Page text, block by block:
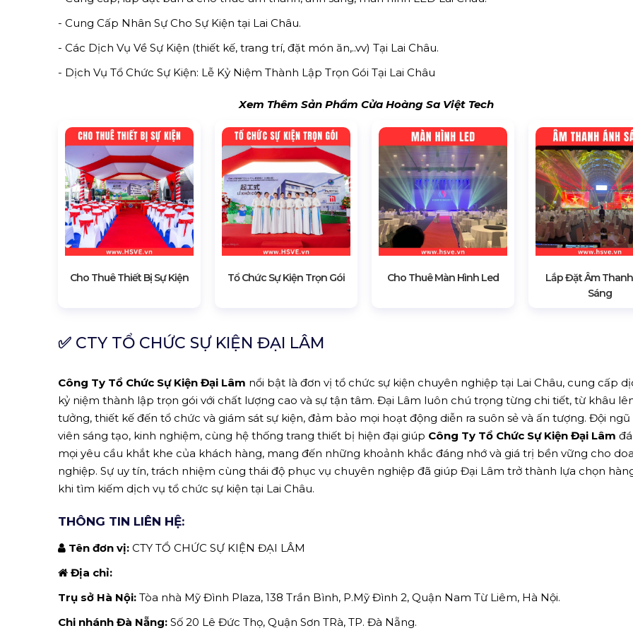
- Cung Cấp Nhân Sự Cho Sự Kiện tại Lai Châu.
- Các Dịch Vụ Về Sự Kiện (thiết kế, trang trí, đặt món ăn,..vv) Tại Lai Châu.
- Dịch Vụ Tổ Chức Sự Kiện: Lễ Kỷ Niệm Thành Lập Trọn Gói Tại Lai Châu
Xem Thêm Sản Phẩm Cửa Hoàng Sa Việt Tech
Cho Thuê Thiết Bị Sự Kiện Tổ Chức Sự Kiện Trọn Gói Cho Thuê Màn Hình Led
Lắp Đặt Âm
Sáng
✅ CTY TỔ CHỨC SỰ KIỆN ĐẠI LÂM
Công Ty Tổ Chức Sự Kiện Đại Lâm nổi bật là đơn vị tổ chức sự kiện chuyên nghiệp tại Lai Châu, cung cấp
kỷ niệm thành lập trọn gói với chất lượng cao và sự tận tâm. Đại Lâm luôn chú trọng từng chi tiết, từ khâu
tưởng, thiết kế đến tổ chức và giám sát sự kiện, đảm bảo mọi hoạt động diễn ra suôn sẻ và ấn tượng. Đội
viên sáng tạo, kinh nghiệm, cùng hệ thống trang thiết bị hiện đại giúp Công Ty Tổ Chức Sự Kiện Đại Lâm
mọi yêu cầu khắt khe của khách hàng, mang đến những khoảnh khắc đáng nhớ và giá trị bền vững cho
nghiệp. Sự uy tín, trách nhiệm cùng thái độ phục vụ chuyên nghiệp đã giúp Đại Lâm trở thành lựa chọn
khi tìm kiếm dịch vụ tổ chức sự kiện tại Lai Châu.
THÔNG TIN LIÊN HỆ:
Tên đơn vị: CTY TỔ CHỨC SỰ KIỆN ĐẠI LÂM
Địa chỉ:
Trụ sở Hà Nội: Tòa nhà Mỹ Đình Plaza, 138 Trần Bình, P.Mỹ Đình 2, Quận Nam Từ Liêm, Hà Nội.
Chi nhánh Đà Nẵng: Số 20 Lê Đức Thọ, Quận Sơn TRà, TP. Đà Nẵng.